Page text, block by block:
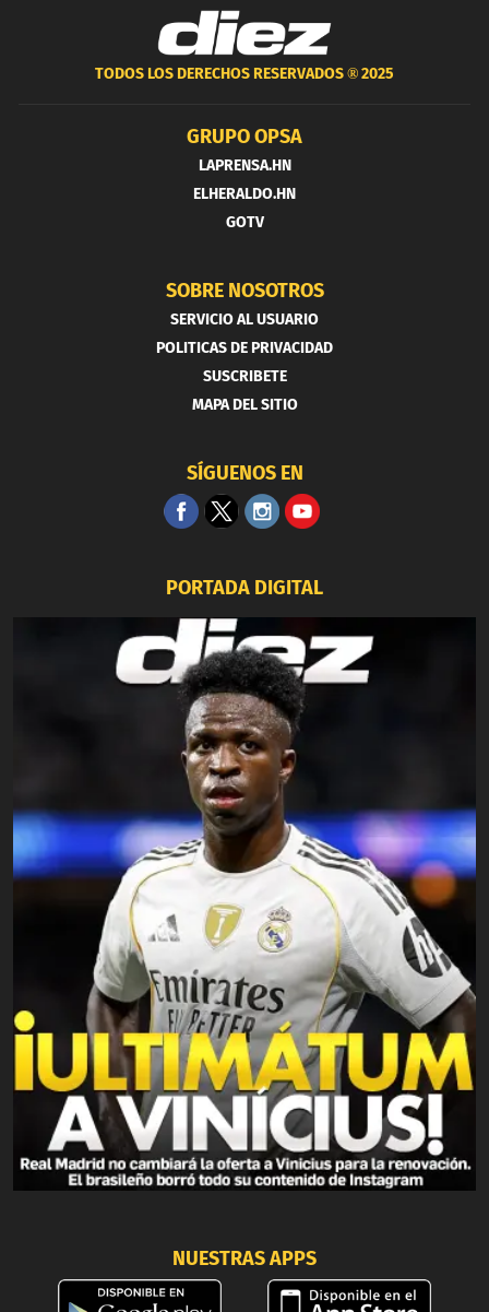
TODOS LOS DERECHOS RESERVADOS ®2025
GRUPO OPSA
LAPRENSA.HN
ELHERALDO.HN
GOTV
SOBRE NOSOTROS
SERVICIO AL USUARIO
POLITICAS DE PRIVACIDAD
SUSCRIBETE
MAPA DEL SITIO
SÍGUENOS EN
PORTADA DIGITAL
NUESTRAS APPS